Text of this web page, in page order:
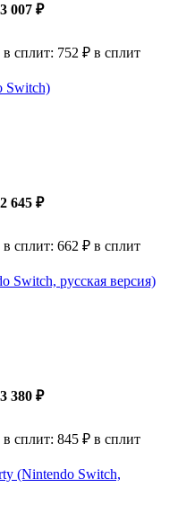
3 007 ₽
сплит: 752 ₽ в сплит
Switch)
2 645 ₽
сплит: 662 ₽ в сплит
Switch, русская версия)
3 380 ₽
сплит: 845 ₽ в сплит
(Nintendo Switch,